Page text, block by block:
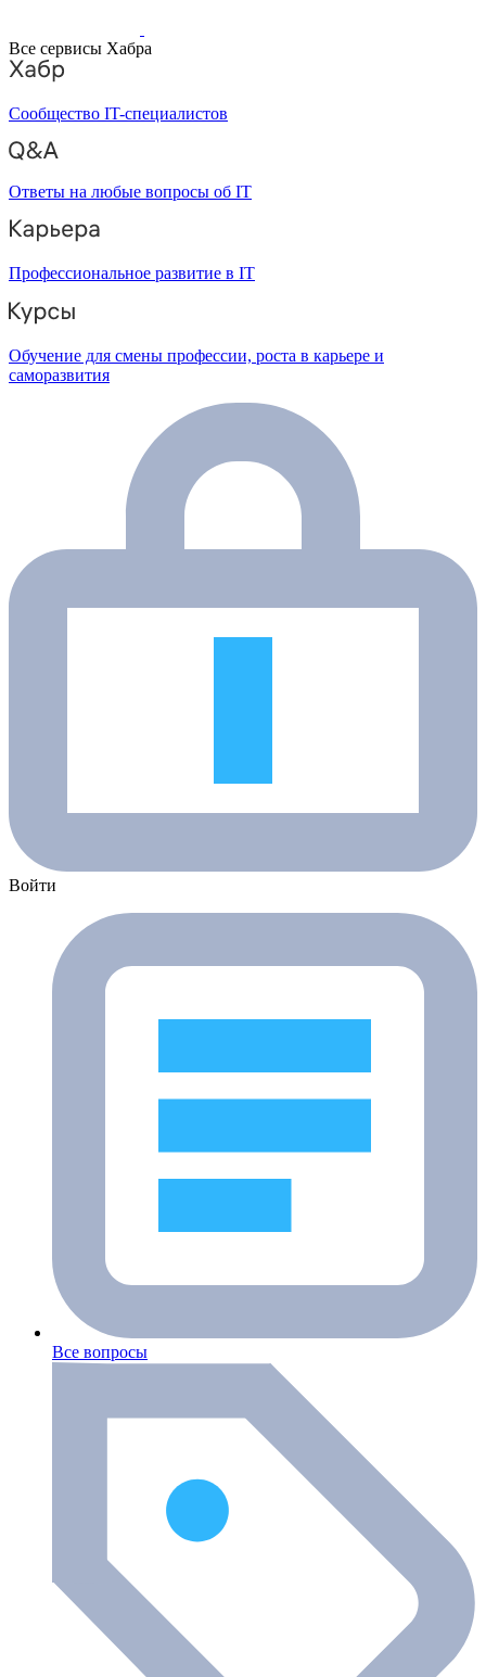
Все сервисы Хабра
Сообщество IT-специалистов
Ответы на любые вопросы об IT
Профессиональное развитие в IT
Обучение для смены профессии, роста в карьере и
саморазвития
Войти
Все вопросы